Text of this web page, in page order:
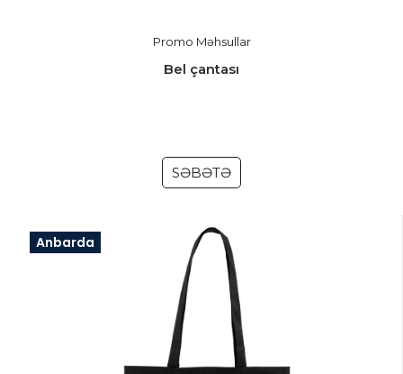
Promo Məhsullar
Bel çantası
SƏBƏTƏ
Anbarda